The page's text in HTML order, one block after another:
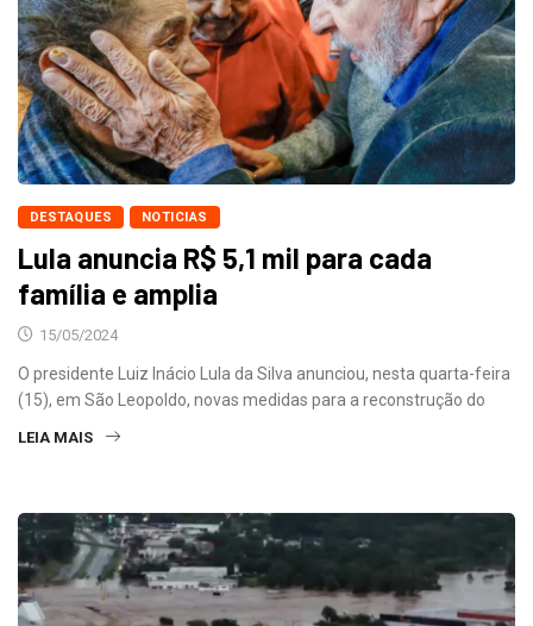
DESTAQUES NOTICIAS
Lula anuncia R$ 5,1 mil para cada
família e amplia
15/05/2024
O presidente Luiz Inácio Lula da Silva anunciou, nesta quarta-feira
(15), em São Leopoldo, novas medidas para a reconstrução do
LEIA MAIS